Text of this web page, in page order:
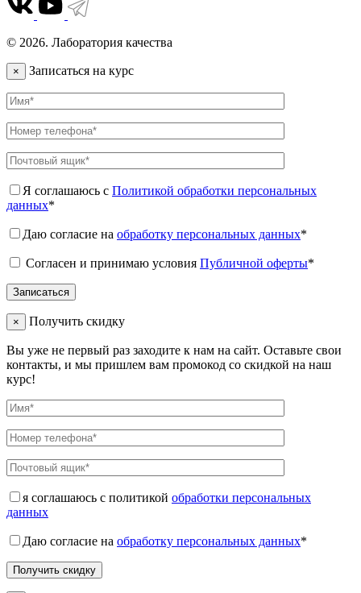
© 2026. Лаборатория качества
× Записаться на курс
Я соглашаюсь с Политикой обработки персональных
данных*
Даю согласие на обработку персональных данных*
Согласен и принимаю условия Публичной оферты*
× Получить скидку
Вы уже не первый раз заходите к нам на сайт. Оставьте свои
контакты, и мы пришлем вам промокод со скидкой на наш
курс!
я соглашаюсь с политикой обработки персональных
данных
Даю согласие на обработку персональных данных*